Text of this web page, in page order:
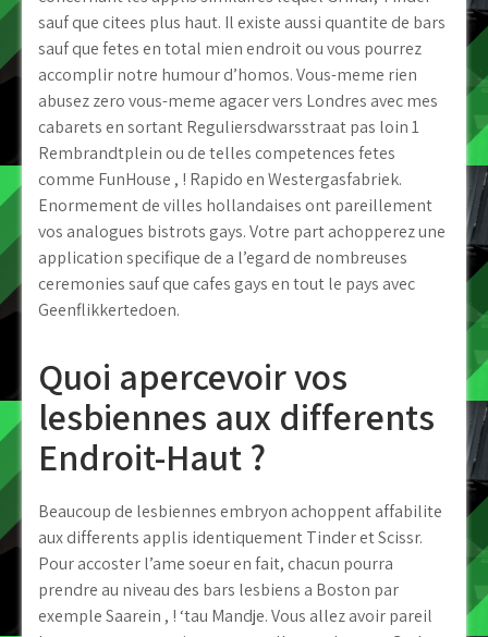
sauf que citees plus haut. Il existe aussi quantite de bars
sauf que fetes en total mien endroit ou vous pourrez
accomplir notre humour d’homos. Vous-meme rien
abusez zero vous-meme agacer vers Londres avec mes
cabarets en sortant Reguliersdwarsstraat pas loin 1
Rembrandtplein ou de telles competences fetes
comme FunHouse , ! Rapido en Westergasfabriek.
Enormement de villes hollandaises ont pareillement
vos analogues bistrots gays. Votre part achopperez une
application specifique de a l’egard de nombreuses
ceremonies sauf que cafes gays en tout le pays avec
Geenflikkertedoen.
Quoi apercevoir vos
lesbiennes aux differents
Endroit-Haut ?
Beaucoup de lesbiennes embryon achoppent affabilite
aux differents applis identiquement Tinder et Scissr.
Pour accoster l’ame soeur en fait, chacun pourra
prendre au niveau des bars lesbiens a Boston par
exemple Saarein , ! ‘tau Mandje. Vous allez avoir pareil